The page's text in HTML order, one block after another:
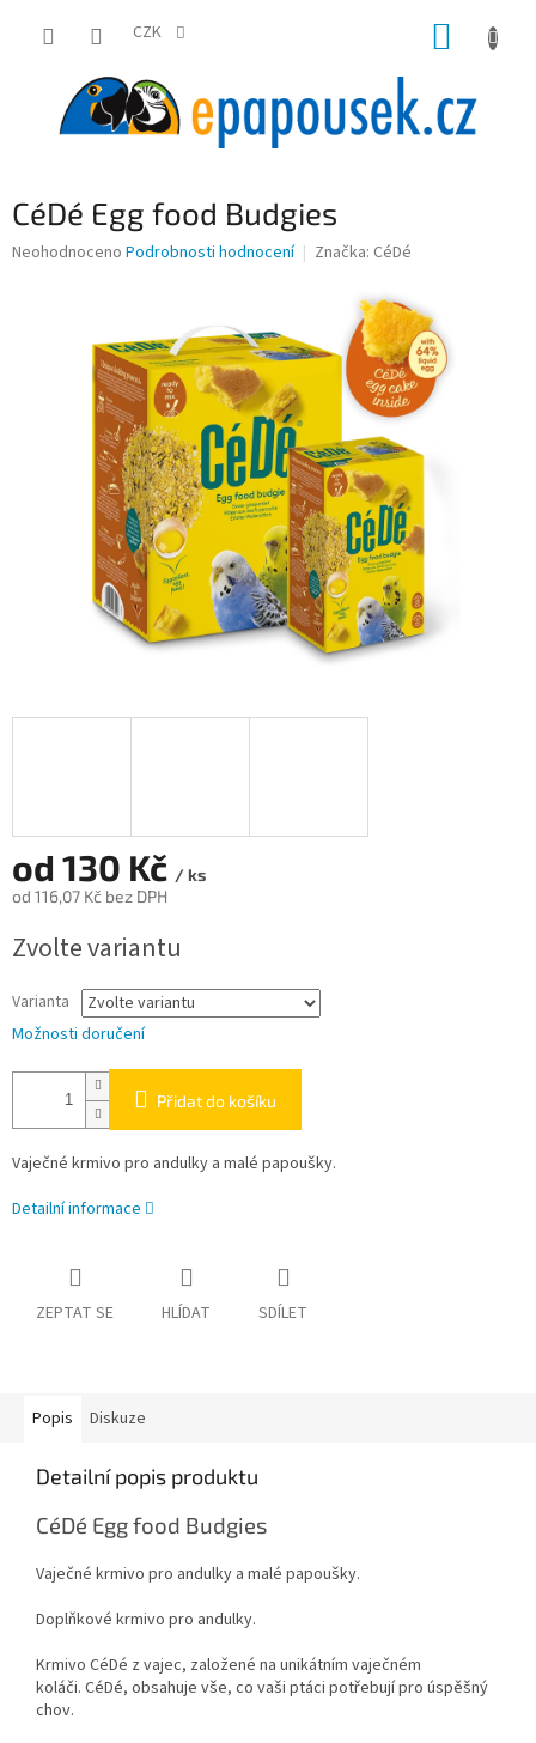
CZK
CéDé Egg food Budgies
Průměrné
Neohodnoceno Podrobnosti hodnocení Značka: CéDé
od 130 Kč / ks
od 116,07 Kč bez DPH
cena:
Zvolte variantu
Varianta
Možnosti doručení
Přidat do košíku
Vaječné krmivo pro andulky a malé papoušky.
Detailní informace
ZEPTAT SE HLÍDAT SDÍLET
Popis Diskuze
Detailní popis produktu
CéDé Egg food Budgies
Vaječné krmivo pro andulky a malé papoušky.
Doplňkové krmivo pro andulky.
Krmivo CéDé z vajec, založené na unikátním vaječném
koláči. CéDé, obsahuje vše, co vaši ptáci potřebují pro úspěšný
chov.